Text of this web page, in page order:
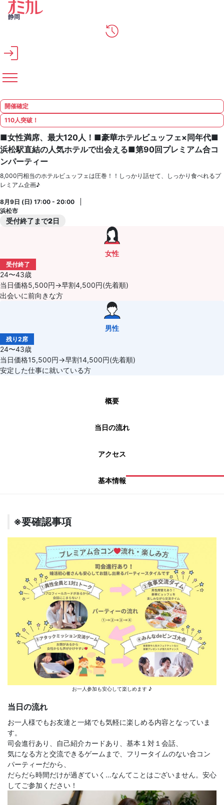
メインコンテンツへスキップ
静岡
開催確定
110人突破！
■女性満席、最大120人！■豪華ホテルビュッフェ×同年代■
浜松駅直結の人気ホテルで出会える■第90回プレミアム合コ
ンパーティー
8,000円相当のホテルビュッフェは圧巻！！しっかり話せて、しっかり食べれるプ
レミアム企画♪
8月9日 (日) 17:00 - 20:00
浜松市
受付終了まで2日
女性
受付終了
24〜43歳
当日価格5,500円→早割4,500円(先着順)
出会いに前向きな方
男性
残り2席
24〜43歳
当日価格15,500円→早割14,500円(先着順)
安定した仕事に就いている方
概要
当日の流れ
アクセス
基本情報
※要確認事項
お一人参加も安心して楽しめます ♪
当日の流れ
お一人様でもお友達と一緒でも気軽に楽しめる内容となっていま
す。
司会進行あり、自己紹介カードあり、基本１対１会話、
気になる方と交流できるゲームまで、フリータイムのない合コン
パーティーだから、
だらだら時間だけが過ぎていく…なんてことはございません。安心
してご参加ください！